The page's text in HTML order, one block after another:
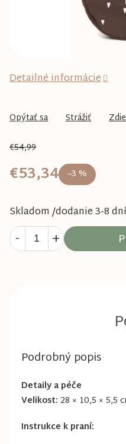
€54,99
–3 %
€53,34
Skladom /dodanie 3-8
Detailné informácie
Opýtať sa Strážiť
Podrobný popis
Detaily a péče
Velikost: 28 × 10,5 × 5,5
Instrukce k praní: